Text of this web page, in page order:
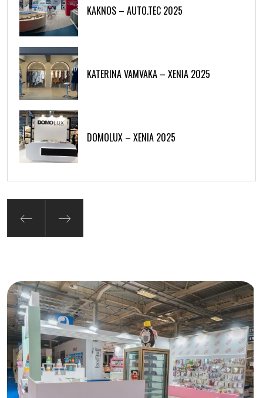
KAKNOS – AUTO.TEC 2025
KATERINA VAMVAKA – XENIA 2025
DOMOLUX – XENIA 2025